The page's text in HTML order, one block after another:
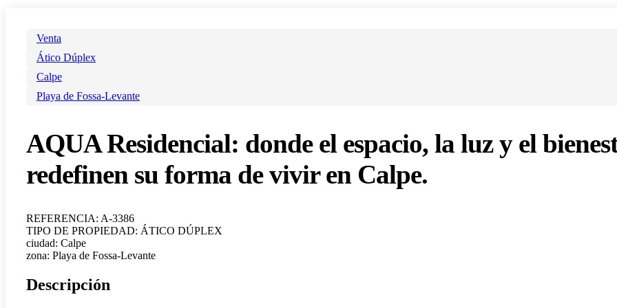
Venta
Ático Dúplex
Calpe
Playa de Fossa-Levante
AQUA Residencial: donde el espacio, la luz y el
redefinen su forma de vivir en Calpe.
REFERENCIA: A-3386
TIPO DE PROPIEDAD: ÁTICO DÚPLEX
ciudad: Calpe
zona: Playa de Fossa-Levante
Descripción